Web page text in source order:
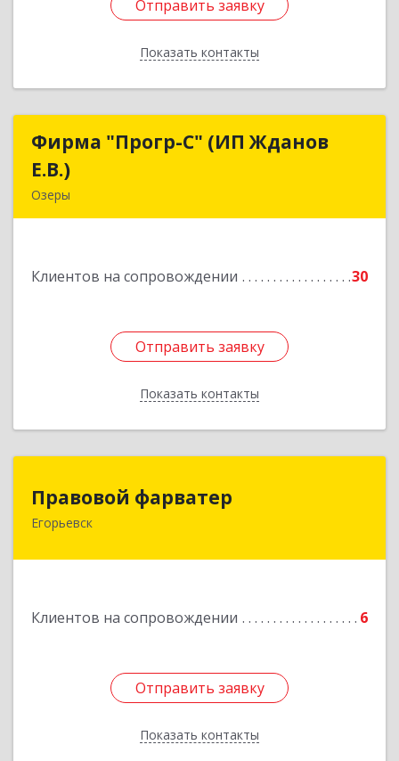
Отправить заявку
Показать контакты
Отправить заявку
Назад
Фирма "Прогр-С" (ИП Жданов
Е.В.)
Озеры
Клиентов на сопровождении 30
Отправить заявку
Показать контакты
Фирма "Прогр-С" (ИП Жданов
Подробнее
Отправить заявку
Назад
Правовой фарватер
Егорьевск
Клиентов на сопровождении 6
Отправить заявку
Показать контакты
Отправить заявку
Назад